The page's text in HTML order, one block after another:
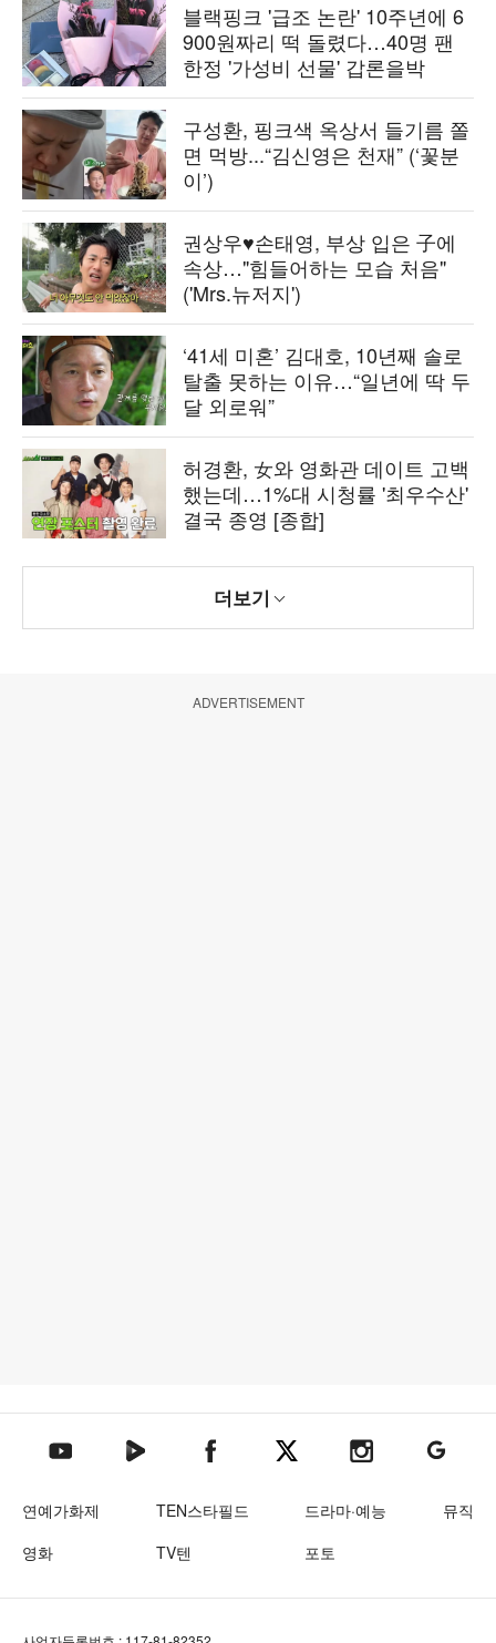
블랙핑크 '급조 논란' 10주년에 6
900원짜리 떡 돌렸다…40명 팬
한정 '가성비 선물' 갑론을박
구성환, 핑크색 옥상서 들기름 쫄
면 먹방...“김신영은 천재” (‘꽃분
이’)
권상우♥손태영, 부상 입은 子에
속상…"힘들어하는 모습 처음"
('Mrs.뉴저지')
‘41세 미혼’ 김대호, 10년째 솔로
탈출 못하는 이유…“일년에 딱 두
달 외로워”
허경환, 女와 영화관 데이트 고백
했는데…1%대 시청률 '최우수산'
결국 종영 [종합]
더보기
ADVERTISEMENT
텐아시아 유튜브텐아시아 네이버TV텐아시아 페이스북텐아시아 엑스텐아시아 인스타그램
텐아시아
연예가화제 TEN스타필드 드라마·예능
뮤직
영화
TV텐 포토